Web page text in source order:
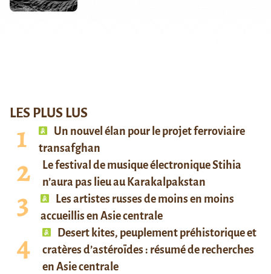
LES PLUS LUS
Un nouvel élan pour le projet ferroviaire
transafghan
Le festival de musique électronique Stihia
n’aura pas lieu au Karakalpakstan
Les artistes russes de moins en moins
accueillis en Asie centrale
Desert kites, peuplement préhistorique et
cratères d’astéroïdes : résumé de recherches
en Asie centrale